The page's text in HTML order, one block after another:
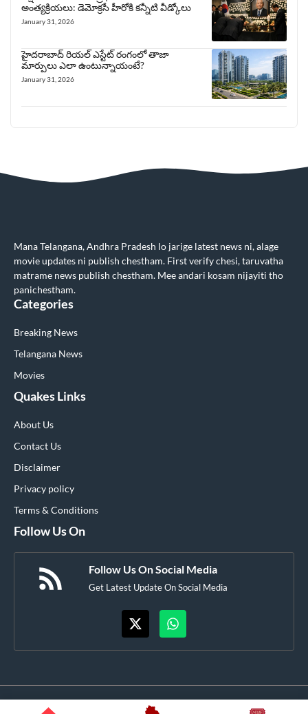
అంత్యక్రియలు: డెమోక్రసీ హీరోకి కన్నీటి వీడ్కోలు
January 31, 2026
హైదరాబాద్ రియల్ ఎస్టేట్ రంగంలో తాజా
మార్పులు ఎలా ఉంటున్నాయంటే?
January 31, 2026
Mana Telangana, Andhra Pradesh lo jarige latest news ni, alage
movie updates ni publish chestham. First verify chesi, taruvatha
matrame news publish chestham. Mee andari kosam nijayiti tho
panichestham.
Categories
Breaking News
Telangana News
Movies
Quakes Links
About Us
Contact Us
Disclaimer
Privacy policy
Terms & Conditions
Follow Us On
Follow Us On Social Media
Get Latest Update On Social Media
© Flashtelugunews.com • All rights reserved